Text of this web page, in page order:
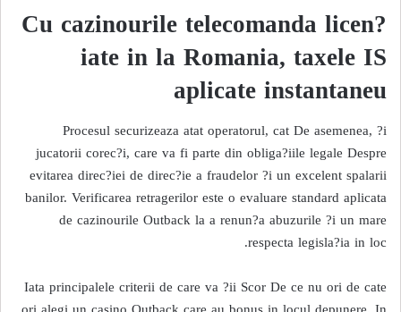
Cu cazinourile telecomanda licen?
iate in la Romania, taxele IS
aplicate instantaneu
Procesul securizeaza atat operatorul, cat De asemenea, ?i
jucatorii corec?i, care va fi parte din obliga?iile legale Despre
evitarea direc?iei de direc?ie a fraudelor ?i un excelent spalarii
banilor. Verificarea retragerilor este o evaluare standard aplicata
de cazinourile Outback la a renun?a abuzurile ?i un mare
respecta legisla?ia in loc.
Iata principalele criterii de care va ?ii Scor De ce nu ori de cate